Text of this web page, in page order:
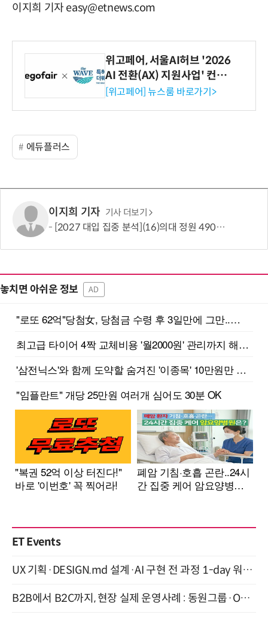
이지희 기자 easy@etnews.com
위고페어, 서울AI허브 '2026
AI 전환(AX) 지원사업' 컨소
시엄 선정
[위고페어] 뉴스룸 바로가기>
에듀플러스
이지희 기자 기사 더보기
[2027 대입 집중 분석](16)의대 정원 490명 늘었지만…서울·수도권은 전형 변화에 주목
놓치면 아쉬운 정보 AD
ET Events
UX 기획·DESIGN.md 설계·AI 구현 전 과정 1-day 워크숍 with Claude Code·Codex 9월 15일 개최
B2B에서 B2C까지, 현장 실제 운영사례 : 동원그룹·OCI·다이닝브랜즈그룹·당근 (8/27)